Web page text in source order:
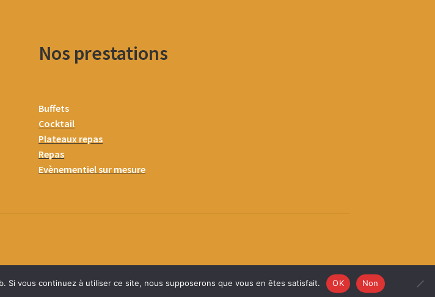
Nos prestations
Buffets
Cocktail
Plateaux repas
Repas
Evènementiel sur mesure
vous continuez à utiliser ce site, nous supposerons que vous en êtes satisfait. OK Non